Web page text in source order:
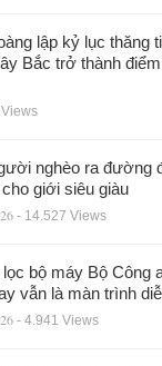
lập kỷ lục thăng
Bắc trở thành
nghèo ra đường
giới siêu giàu
- 14.527 Views
bộ máy Bộ Công
vẫn là màn trình
- 4.941 Views